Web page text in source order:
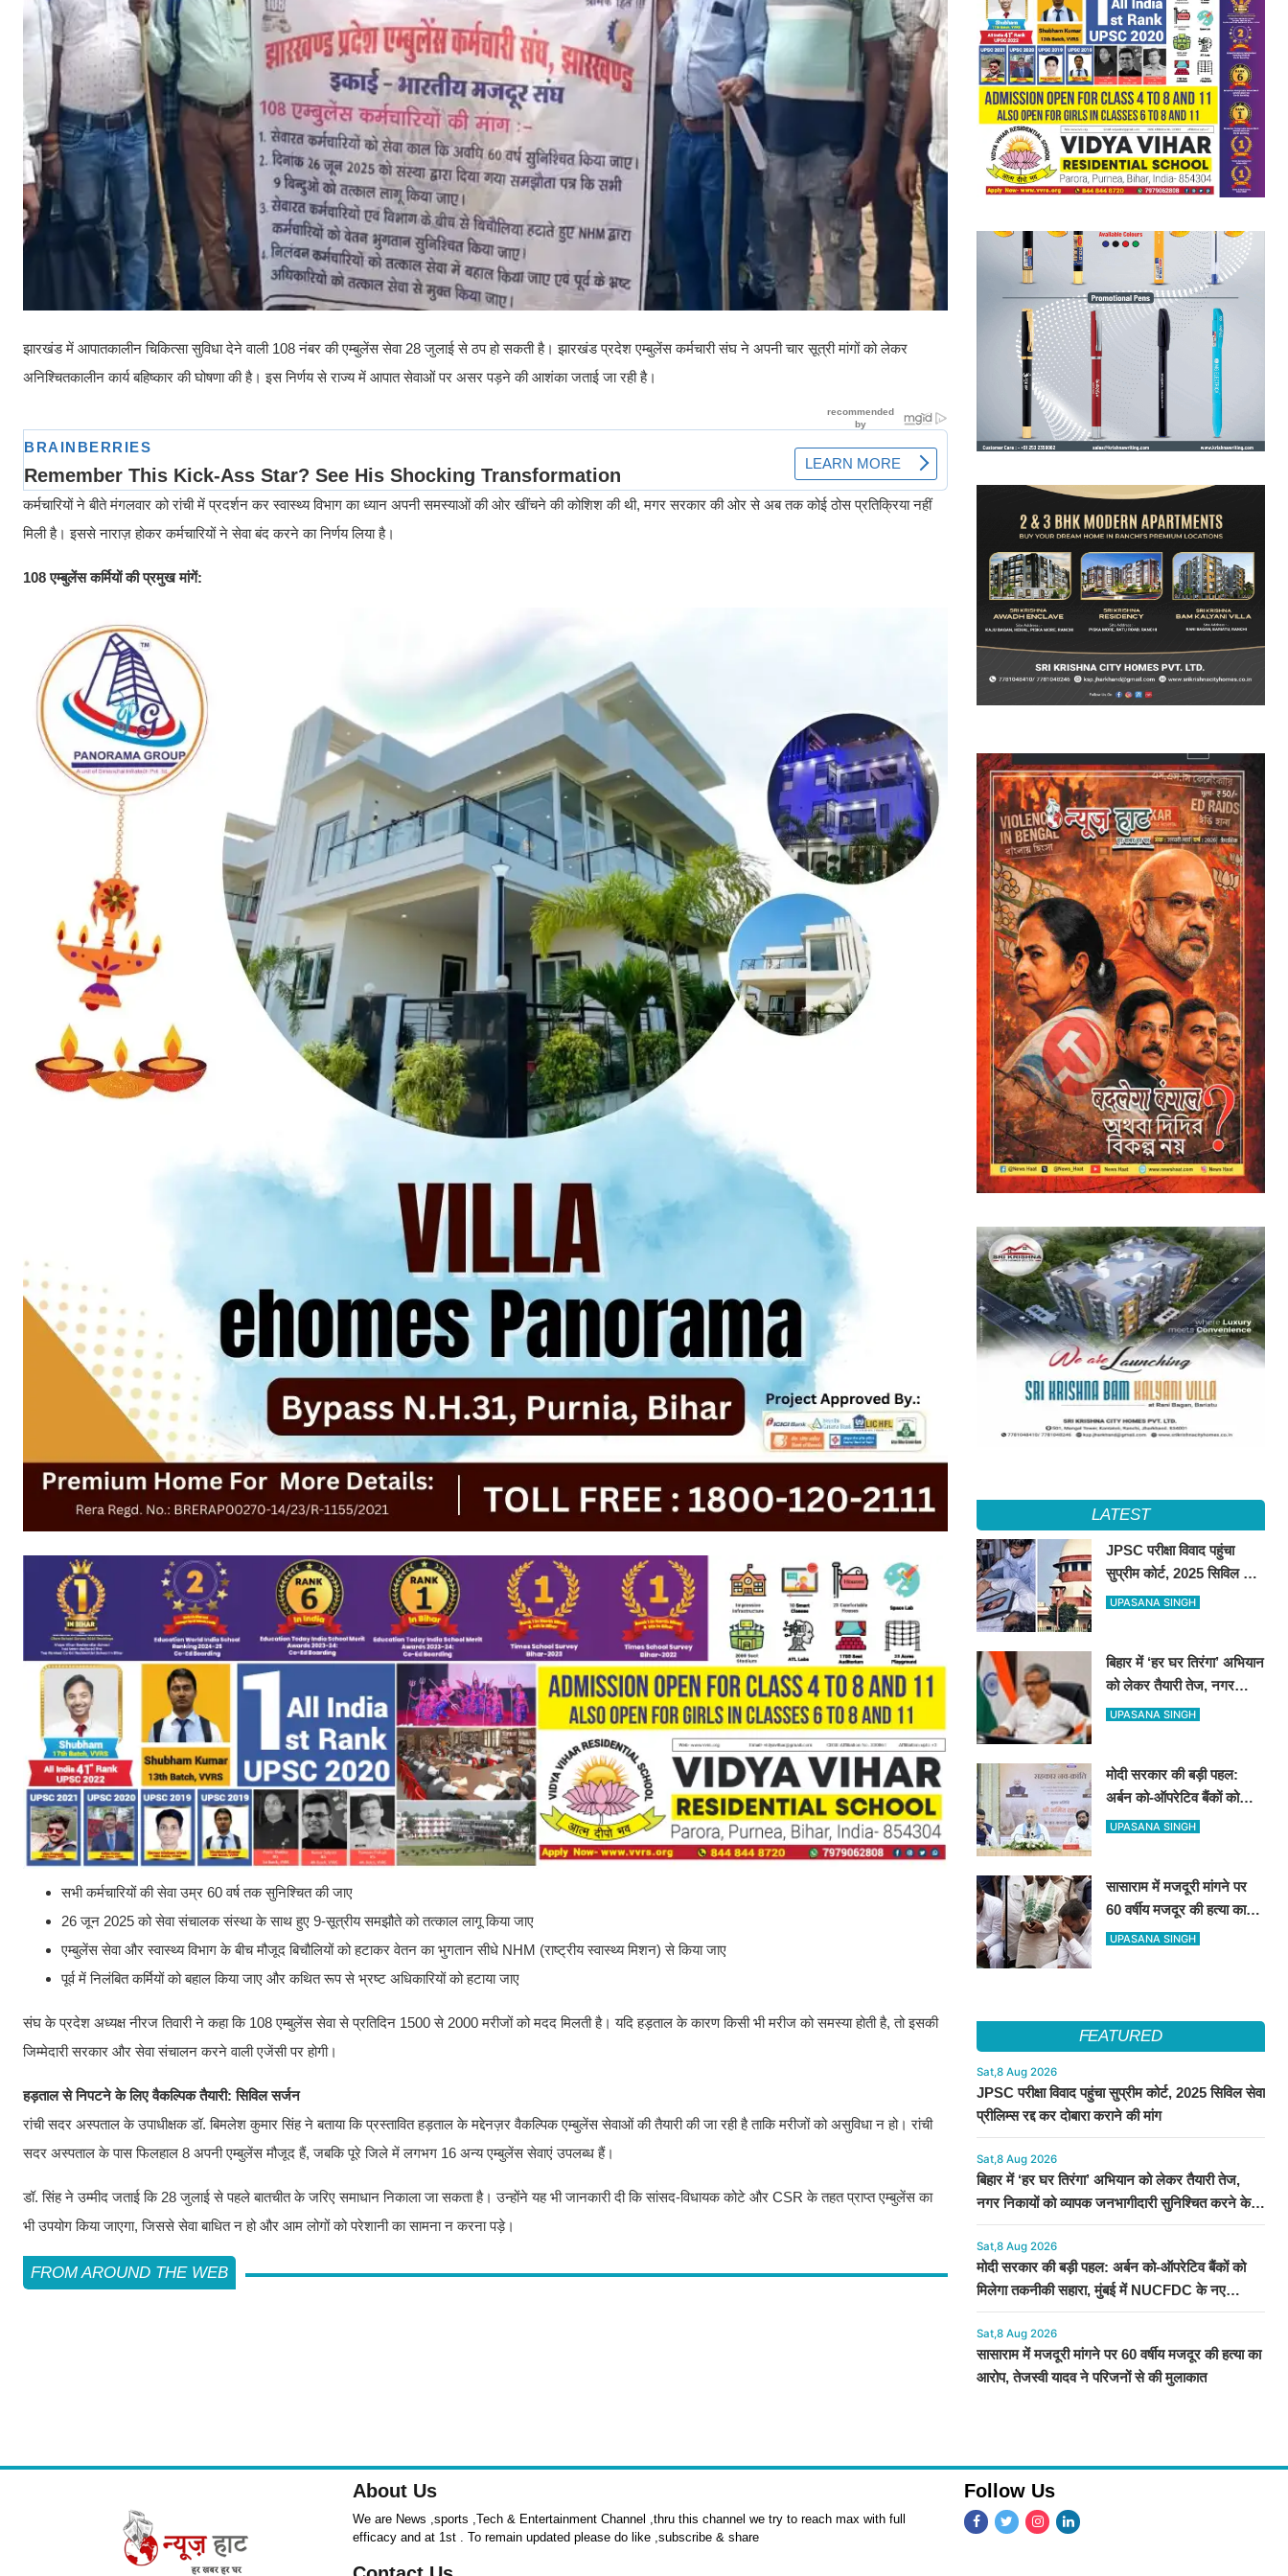
झारखंड में आपातकालीन चिकित्सा सुविधा देने वाली 108 नंबर की एम्बुलेंस सेवा 28 जुलाई से ठप हो सकती है। झारखंड प्रदेश एम्बुलेंस कर्मचारी संघ ने अपनी चार सूत्री मांगों को लेकर
अनिश्चितकालीन कार्य बहिष्कार की घोषणा की है। इस निर्णय से राज्य में आपात सेवाओं पर असर पड़ने की आशंका जताई जा रही है।
कर्मचारियों ने बीते मंगलवार को रांची में प्रदर्शन कर स्वास्थ्य विभाग का ध्यान अपनी समस्याओं की ओर खींचने की कोशिश की थी, मगर सरकार की ओर से अब तक कोई ठोस प्रतिक्रिया नहीं
मिली है। इससे नाराज़ होकर कर्मचारियों ने सेवा बंद करने का निर्णय लिया है।
108 एम्बुलेंस कर्मियों की प्रमुख मांगें:
सभी कर्मचारियों की सेवा उम्र 60 वर्ष तक सुनिश्चित की जाए
26 जून 2025 को सेवा संचालक संस्था के साथ हुए 9-सूत्रीय समझौते को तत्काल लागू किया जाए
एम्बुलेंस सेवा और स्वास्थ्य विभाग के बीच मौजूद बिचौलियों को हटाकर वेतन का भुगतान सीधे NHM (राष्ट्रीय स्वास्थ्य मिशन) से किया जाए
पूर्व में निलंबित कर्मियों को बहाल किया जाए और कथित रूप से भ्रष्ट अधिकारियों को हटाया जाए
संघ के प्रदेश अध्यक्ष नीरज तिवारी ने कहा कि 108 एम्बुलेंस सेवा से प्रतिदिन 1500 से 2000 मरीजों को मदद मिलती है। यदि हड़ताल के कारण किसी भी मरीज को समस्या होती है, तो इसकी
जिम्मेदारी सरकार और सेवा संचालन करने वाली एजेंसी पर होगी।
हड़ताल से निपटने के लिए वैकल्पिक तैयारी: सिविल सर्जन
रांची सदर अस्पताल के उपाधीक्षक डॉ. बिमलेश कुमार सिंह ने बताया कि प्रस्तावित हड़ताल के मद्देनज़र वैकल्पिक एम्बुलेंस सेवाओं की तैयारी की जा रही है ताकि मरीजों को असुविधा न हो। रांची
सदर अस्पताल के पास फिलहाल 8 अपनी एम्बुलेंस मौजूद हैं, जबकि पूरे जिले में लगभग 16 अन्य एम्बुलेंस सेवाएं उपलब्ध हैं।
डॉ. सिंह ने उम्मीद जताई कि 28 जुलाई से पहले बातचीत के जरिए समाधान निकाला जा सकता है। उन्होंने यह भी जानकारी दी कि सांसद-विधायक कोटे और CSR के तहत प्राप्त एम्बुलेंस का
भी उपयोग किया जाएगा, जिससे सेवा बाधित न हो और आम लोगों को परेशानी का सामना न करना पड़े।
FROM AROUND THE WEB
LATEST
JPSC परीक्षा विवाद पहुंचा
सुप्रीम कोर्ट, 2025 सिविल सेवा
प्रीलिम्स रद्द कर दोबारा कराने
UPASANA SINGH
बिहार में ‘हर घर तिरंगा’ अभियान
को लेकर तैयारी तेज, नगर
निकायों को व्यापक जनभागीदारी
UPASANA SINGH
मोदी सरकार की बड़ी पहल:
अर्बन को-ऑपरेटिव बैंकों को
मिलेगा तकनीकी सहारा, मुंबई में
UPASANA SINGH
सासाराम में मजदूरी मांगने पर
60 वर्षीय मजदूर की हत्या का
आरोप, तेजस्वी यादव ने परिजनों
UPASANA SINGH
FEATURED
Sat,8 Aug 2026
JPSC परीक्षा विवाद पहुंचा सुप्रीम कोर्ट, 2025 सिविल सेवा
प्रीलिम्स रद्द कर दोबारा कराने की मांग
Sat,8 Aug 2026
बिहार में ‘हर घर तिरंगा’ अभियान को लेकर तैयारी तेज,
नगर निकायों को व्यापक जनभागीदारी सुनिश्चित करने के
निर्देश
Sat,8 Aug 2026
मोदी सरकार की बड़ी पहल: अर्बन को-ऑपरेटिव बैंकों को
मिलेगा तकनीकी सहारा, मुंबई में NUCFDC के नए
कार्यालय का उद्घाटन
Sat,8 Aug 2026
सासाराम में मजदूरी मांगने पर 60 वर्षीय मजदूर की हत्या का
आरोप, तेजस्वी यादव ने परिजनों से की मुलाकात
About Us
We are News ,sports ,Tech & Entertainment Channel ,thru this channel we try to reach max with full
efficacy and at 1st . To remain updated please do like ,subscribe & share
Follow Us